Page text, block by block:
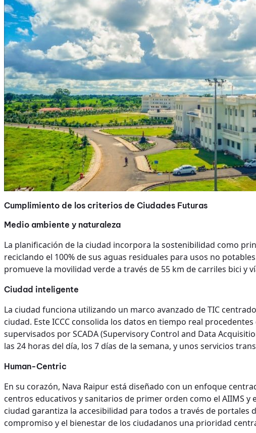
Cumplimiento de los criterios de Ciudades Futuras
Medio ambiente y naturaleza
La planificación de la ciudad incorpora la sostenibilidad como
reciclando el 100% de sus aguas residuales para usos no
promueve la movilidad verde a través de 55 km de carriles bici
Ciudad inteligente
La ciudad funciona utilizando un marco avanzado de TIC
ciudad. Este ICCC consolida los datos en tiempo real
supervisados por SCADA (Supervisory Control and Data
las 24 horas del día, los 7 días de la semana, y unos servicios
Human-Centric
En su corazón, Nava Raipur está diseñado con un enfoque
centros educativos y sanitarios de primer orden como el AIIMS
ciudad garantiza la accesibilidad para todos a través de
compromiso y el bienestar de los ciudadanos una prioridad